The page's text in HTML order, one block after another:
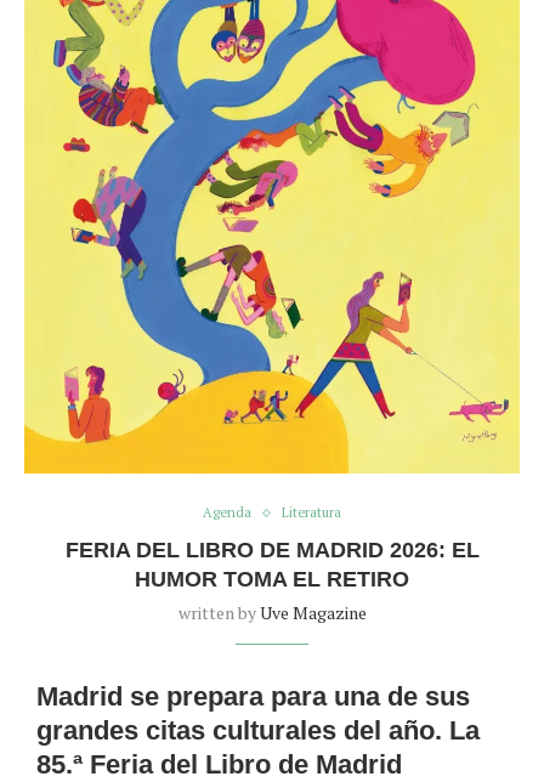
Agenda Literatura
FERIA DEL LIBRO DE MADRID 2026: EL
HUMOR TOMA EL RETIRO
written byUve Magazine
Madrid se prepara para una de sus
grandes citas culturales del año. La
85.ª Feria del Libro de Madrid